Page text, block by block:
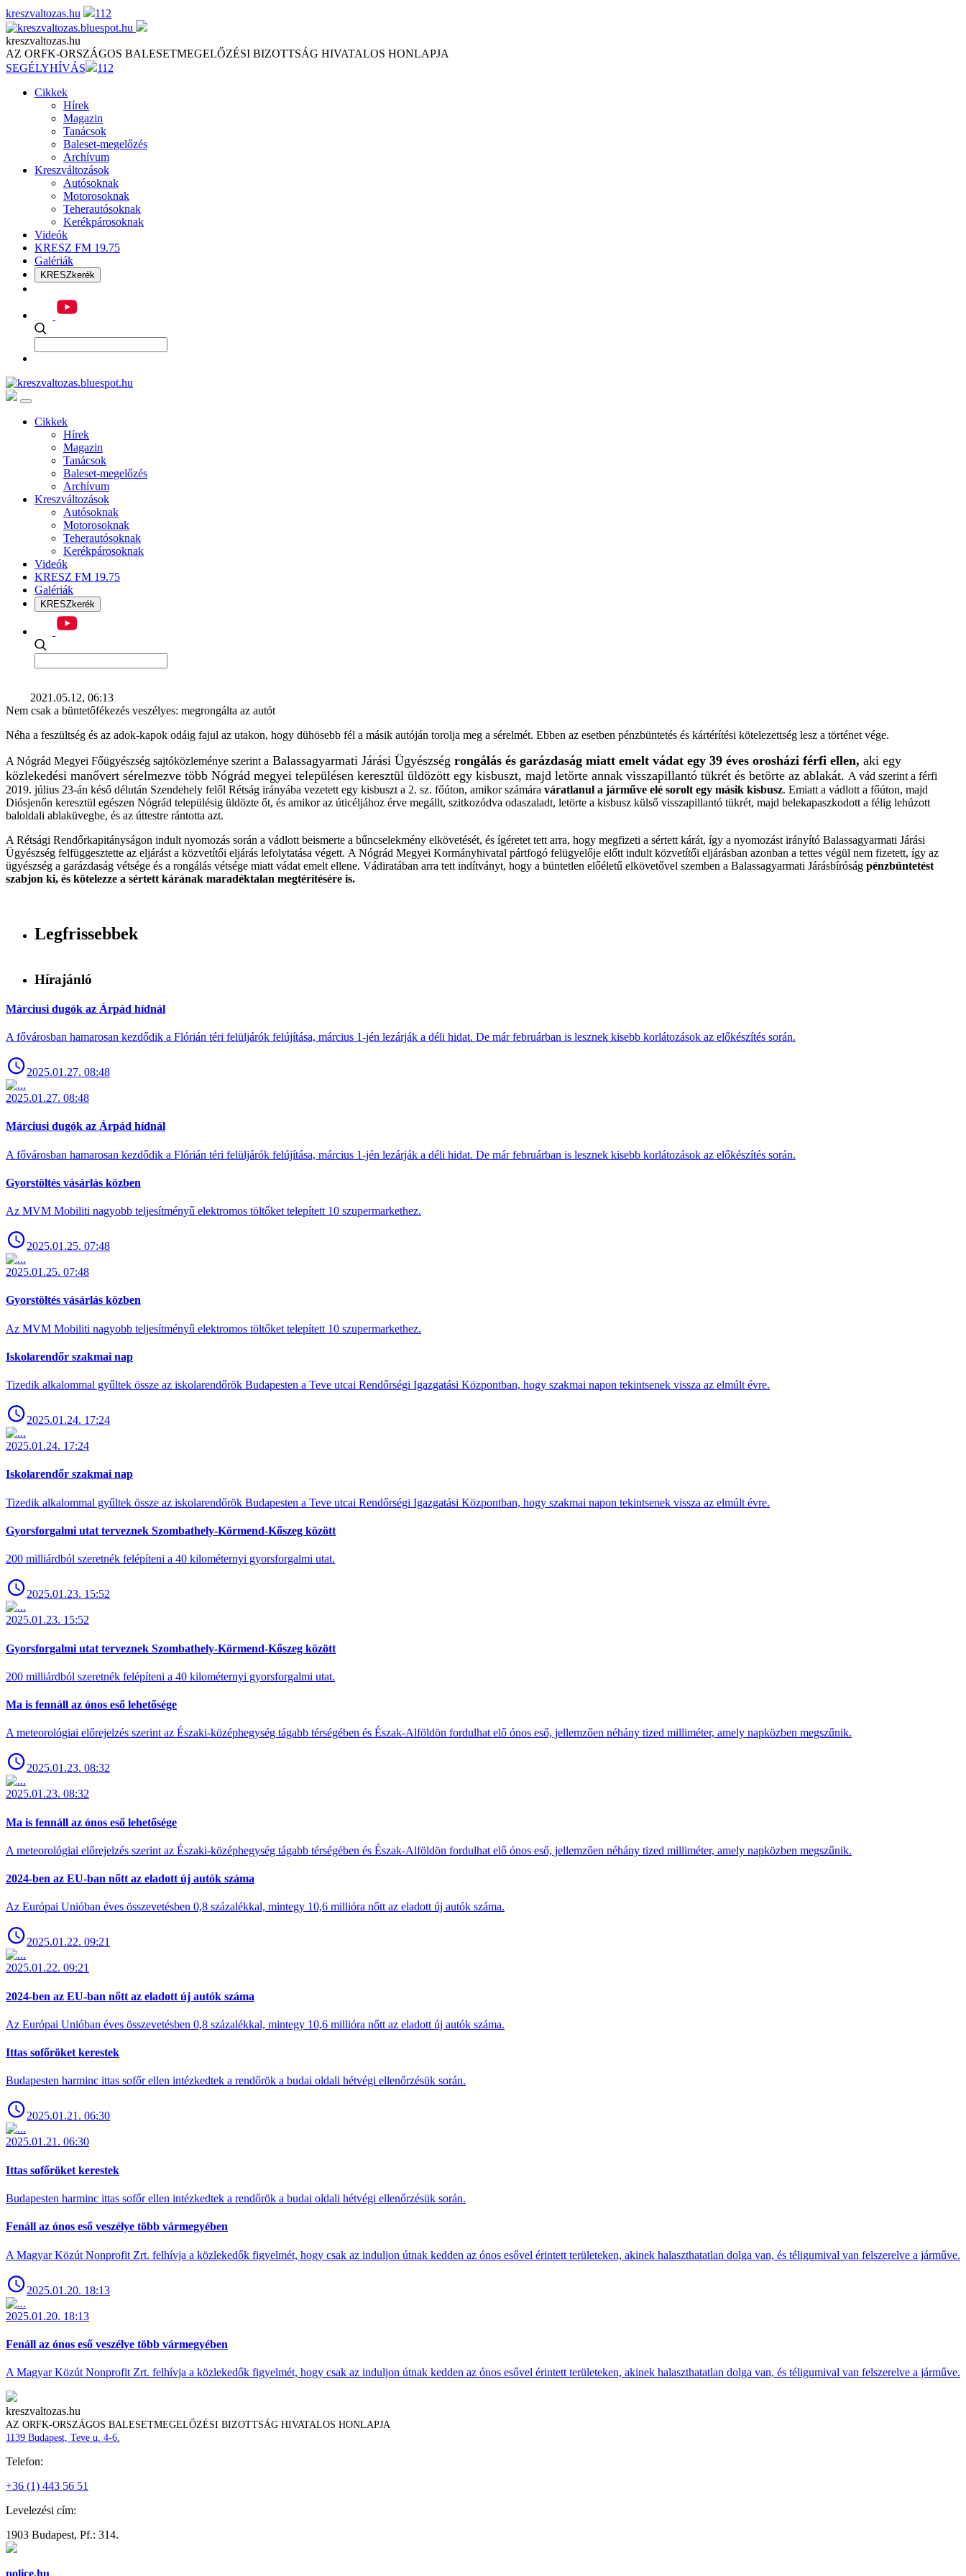
Skip
to
content
kreszvaltozas.hu 112
kreszvaltozas.hu
AZ ORFK-ORSZÁGOS BALESETMEGELŐZÉSI BIZOTTSÁG HIVATALOS HONLAPJA
SEGÉLYHÍVÁS
112
Cikkek
Hírek
Magazin
Tanácsok
Baleset-megelőzés
Archívum
Kreszváltozások
Autósoknak
Motorosoknak
Teherautósoknak
Kerékpárosoknak
Videók
KRESZ FM 19.75
Galériák
KRESZkerék
Cikkek
Hírek
Magazin
Tanácsok
Baleset-megelőzés
Archívum
Kreszváltozások
Autósoknak
Motorosoknak
Teherautósoknak
Kerékpárosoknak
Videók
KRESZ FM 19.75
Galériák
KRESZkerék
2021.05.12, 06:13
Nem csak a büntetőfékezés veszélyes: megrongálta az autót
Néha a feszültség és az adok-kapok odáig fajul az utakon, hogy dühösebb fél a másik autóján torolja meg a sérelmét. Ebben az esetben pénzbüntetés és kártérítési kötelezettség lesz a történet vége.
A Nógrád Megyei Főügyészség sajtóközleménye szerint a Balassagyarmati Járási Ügyészség rongálás és garázdaság miatt emelt vádat egy 39 éves orosházi férfi ellen, aki egy
közlekedési manővert sérelmezve több Nógrád megyei településen keresztül üldözött egy kisbuszt, majd letörte annak visszapillantó tükrét és betörte az ablakát. A vád szerint a férfi
2019. július 23-án késő délután Szendehely felől Rétság irányába vezetett egy kisbuszt a 2. sz. főúton, amikor számára váratlanul a járműve elé sorolt egy másik kisbusz. Emiatt a vádlott a főúton, majd
Diósjenőn keresztül egészen Nógrád településig üldözte őt, és amikor az úticéljához érve megállt, szitkozódva odaszaladt, letörte a kisbusz külső visszapillantó tükrét, majd belekapaszkodott a félig lehúzott
baloldali ablaküvegbe, és az úttestre rántotta azt.
A Rétsági Rendőrkapitányságon indult nyomozás során a vádlott beismerte a bűncselekmény elkövetését, és ígéretet tett arra, hogy megfizeti a sértett kárát, így a nyomozást irányító Balassagyarmati Járási
Ügyészség felfüggesztette az eljárást a közvetítői eljárás lefolytatása végett. A Nógrád Megyei Kormányhivatal pártfogó felügyelője előtt indult közvetítői eljárásban azonban a tettes végül nem fizetett, így az
ügyészség a garázdaság vétsége és a rongálás vétsége miatt vádat emelt ellene. Vádiratában arra tett indítványt, hogy a büntetlen előéletű elkövetővel szemben a Balassagyarmati Járásbíróság pénzbüntetést
szabjon ki, és kötelezze a sértett kárának maradéktalan megtérítésére is.
Legfrissebbek
Hírajánló
Márciusi dugók az Árpád hídnál
A fővárosban hamarosan kezdődik a Flórián téri felüljárók felújítása, március 1-jén lezárják a déli hidat. De már februárban is lesznek kisebb korlátozások az előkészítés során.
2025.01.27. 08:48
2025.01.27. 08:48
Márciusi dugók az Árpád hídnál
A fővárosban hamarosan kezdődik a Flórián téri felüljárók felújítása, március 1-jén lezárják a déli hidat. De már februárban is lesznek kisebb korlátozások az előkészítés során.
Gyorstöltés vásárlás közben
Az MVM Mobiliti nagyobb teljesítményű elektromos töltőket telepített 10 szupermarkethez.
2025.01.25. 07:48
2025.01.25. 07:48
Gyorstöltés vásárlás közben
Az MVM Mobiliti nagyobb teljesítményű elektromos töltőket telepített 10 szupermarkethez.
Iskolarendőr szakmai nap
Tizedik alkalommal gyűltek össze az iskolarendőrök Budapesten a Teve utcai Rendőrségi Igazgatási Központban, hogy szakmai napon tekintsenek vissza az elmúlt évre.
2025.01.24. 17:24
2025.01.24. 17:24
Iskolarendőr szakmai nap
Tizedik alkalommal gyűltek össze az iskolarendőrök Budapesten a Teve utcai Rendőrségi Igazgatási Központban, hogy szakmai napon tekintsenek vissza az elmúlt évre.
Gyorsforgalmi utat terveznek Szombathely-Körmend-Kőszeg között
200 milliárdból szeretnék felépíteni a 40 kilométernyi gyorsforgalmi utat.
2025.01.23. 15:52
2025.01.23. 15:52
Gyorsforgalmi utat terveznek Szombathely-Körmend-Kőszeg között
200 milliárdból szeretnék felépíteni a 40 kilométernyi gyorsforgalmi utat.
Ma is fennáll az ónos eső lehetősége
A meteorológiai előrejelzés szerint az Északi-középhegység tágabb térségében és Észak-Alföldön fordulhat elő ónos eső, jellemzően néhány tized milliméter, amely napközben megszűnik.
2025.01.23. 08:32
2025.01.23. 08:32
Ma is fennáll az ónos eső lehetősége
A meteorológiai előrejelzés szerint az Északi-középhegység tágabb térségében és Észak-Alföldön fordulhat elő ónos eső, jellemzően néhány tized milliméter, amely napközben megszűnik.
2024-ben az EU-ban nőtt az eladott új autók száma
Az Európai Unióban éves összevetésben 0,8 százalékkal, mintegy 10,6 millióra nőtt az eladott új autók száma.
2025.01.22. 09:21
2025.01.22. 09:21
2024-ben az EU-ban nőtt az eladott új autók száma
Az Európai Unióban éves összevetésben 0,8 százalékkal, mintegy 10,6 millióra nőtt az eladott új autók száma.
Ittas sofőröket kerestek
Budapesten harminc ittas sofőr ellen intézkedtek a rendőrök a budai oldali hétvégi ellenőrzésük során.
2025.01.21. 06:30
2025.01.21. 06:30
Ittas sofőröket kerestek
Budapesten harminc ittas sofőr ellen intézkedtek a rendőrök a budai oldali hétvégi ellenőrzésük során.
Fenáll az ónos eső veszélye több vármegyében
A Magyar Közút Nonprofit Zrt. felhívja a közlekedők figyelmét, hogy csak az induljon útnak kedden az ónos esővel érintett területeken, akinek halaszthatatlan dolga van, és téligumival van felszerelve a járműve.
2025.01.20. 18:13
2025.01.20. 18:13
Fenáll az ónos eső veszélye több vármegyében
A Magyar Közút Nonprofit Zrt. felhívja a közlekedők figyelmét, hogy csak az induljon útnak kedden az ónos esővel érintett területeken, akinek halaszthatatlan dolga van, és téligumival van felszerelve a járműve.
kreszvaltozas.hu
AZ ORFK-ORSZÁGOS BALESETMEGELŐZÉSI BIZOTTSÁG HIVATALOS HONLAPJA
1139 Budapest, Teve u. 4-6.
Telefon:
+36 (1) 443 56 51
Levelezési cím:
1903 Budapest, Pf.: 314.
police.hu